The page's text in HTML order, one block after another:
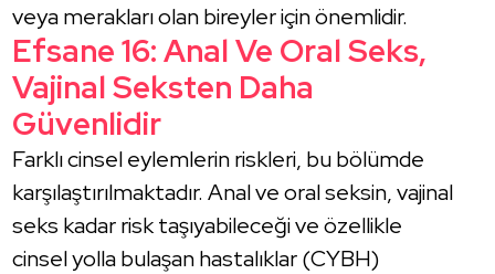
veya merakları olan bireyler için önemlidir.
Efsane 16: Anal Ve Oral Seks,
Vajinal Seksten Daha
Güvenlidir
Farklı cinsel eylemlerin riskleri, bu bölümde
karşılaştırılmaktadır. Anal ve oral seksin, vajinal
seks kadar risk taşıyabileceği ve özellikle
cinsel yolla bulaşan hastalıklar (CYBH)